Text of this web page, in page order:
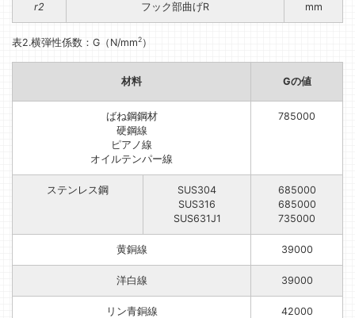
r2 フック部曲げR mm
表2.横弾性係数：G（N/mm2）
材料 Gの値
ばね鋼鋼材
硬鋼線
ピアノ線
オイルテンパー線
785000
ステンレス鋼
SUS304
SUS316
SUS631J1
685000
685000
735000
黄銅線 39000
洋白線 39000
リン青銅線 42000